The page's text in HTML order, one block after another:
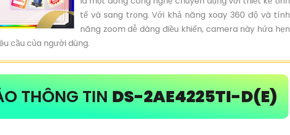
tế và sang trọng. Với khả năng xoay 360 độ và tính
năng zoom dễ dàng điều khiển, camera này hứa hẹn
cầu của người dùng.
THÔNG TINDS-2AE4225TI-D(E)